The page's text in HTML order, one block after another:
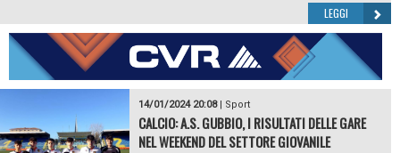
LEGGI
14/01/2024 20:08| Sport
CALCIO: A.S. GUBBIO, I RISULTATI DELLE GARE
NEL WEEKEND DEL SETTORE GIOVANILE